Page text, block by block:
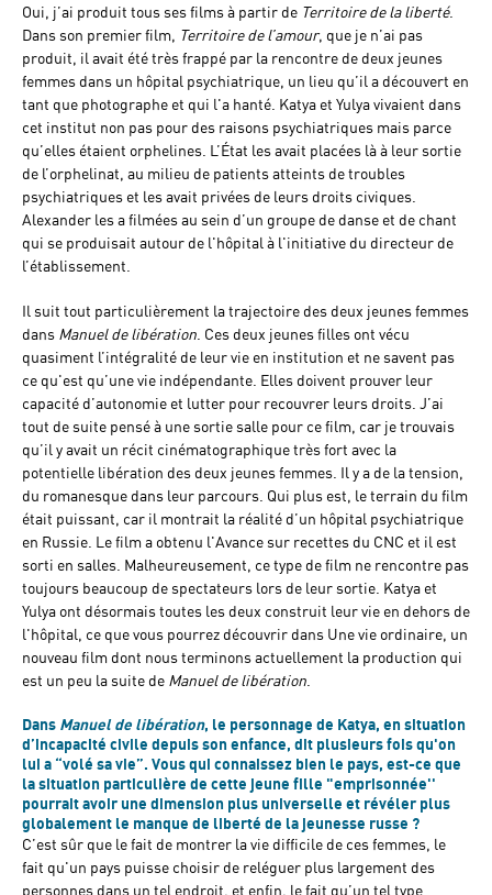
Oui, j’ai produit tous ses films à partir de Territoire de la liberté.
Dans son premier film, Territoire de l’amour, que je n’ai pas
produit, il avait été très frappé par la rencontre de deux jeunes
femmes dans un hôpital psychiatrique, un lieu qu’il a découvert en
tant que photographe et qui l'a hanté. Katya et Yulya vivaient dans
cet institut non pas pour des raisons psychiatriques mais parce
qu’elles étaient orphelines. L’État les avait placées là à leur sortie
de l’orphelinat, au milieu de patients atteints de troubles
psychiatriques et les avait privées de leurs droits civiques.
Alexander les a filmées au sein d’un groupe de danse et de chant
qui se produisait autour de l'hôpital à l'initiative du directeur de
l’établissement.
Il suit tout particulièrement la trajectoire des deux jeunes femmes
dans Manuel de libération. Ces deux jeunes filles ont vécu
quasiment l’intégralité de leur vie en institution et ne savent pas
ce qu'est qu’une vie indépendante. Elles doivent prouver leur
capacité d’autonomie et lutter pour recouvrer leurs droits. J’ai
tout de suite pensé à une sortie salle pour ce film, car je trouvais
qu’il y avait un récit cinématographique très fort avec la
potentielle libération des deux jeunes femmes. Il y a de la tension,
du romanesque dans leur parcours. Qui plus est, le terrain du film
était puissant, car il montrait la réalité d’un hôpital psychiatrique
en Russie. Le film a obtenu l'Avance sur recettes du CNC et il est
sorti en salles. Malheureusement, ce type de film ne rencontre pas
toujours beaucoup de spectateurs lors de leur sortie. Katya et
Yulya ont désormais toutes les deux construit leur vie en dehors de
l'hôpital, ce que vous pourrez découvrir dans Une vie ordinaire, un
nouveau film dont nous terminons actuellement la production qui
est un peu la suite de Manuel de libération.
Dans Manuel de libération, le personnage de Katya, en situation
d’incapacité civile depuis son enfance, dit plusieurs fois qu'on
lui a “volé sa vie”. Vous qui connaissez bien le pays, est-ce que
la situation particulière de cette jeune fille "emprisonnée''
pourrait avoir une dimension plus universelle et révéler plus
globalement le manque de liberté de la jeunesse russe ?
C’est sûr que le fait de montrer la vie difficile de ces femmes, le
fait qu'un pays puisse choisir de reléguer plus largement des
personnes dans un tel endroit, et enfin, le fait qu’un tel type